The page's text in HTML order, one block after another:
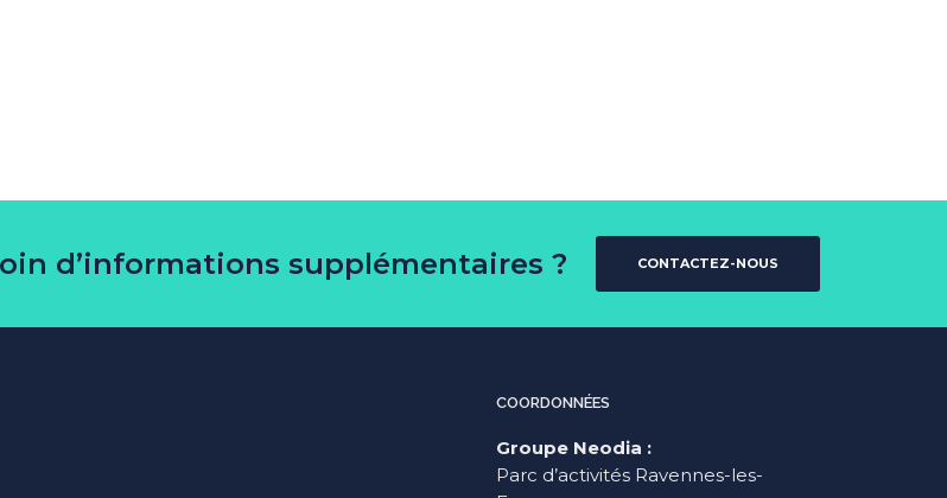
d’informations supplémentaires ? CONTACTEZ-NOUS
COORDONNÉES
Groupe Neodia :
Parc d’activités Ravennes-les-